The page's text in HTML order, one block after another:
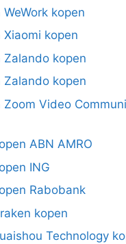
kopen
kopen
Zalando kopen
Zalando kopen
Zoom Video
ABN AMRO
ING
Rabobank
kopen
Technology